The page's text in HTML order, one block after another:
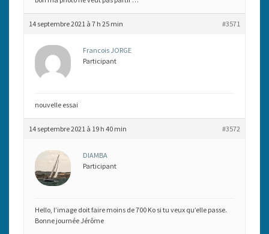
14 septembre 2021 à 7 h 25 min #3571
Francois JORGE
Participant
nouvelle essai
14 septembre 2021 à 19 h 40 min #3572
DIAMBA
Participant
Hello, l’image doit faire moins de 700 Ko si tu veux qu’elle passe.
Bonne journée Jérôme